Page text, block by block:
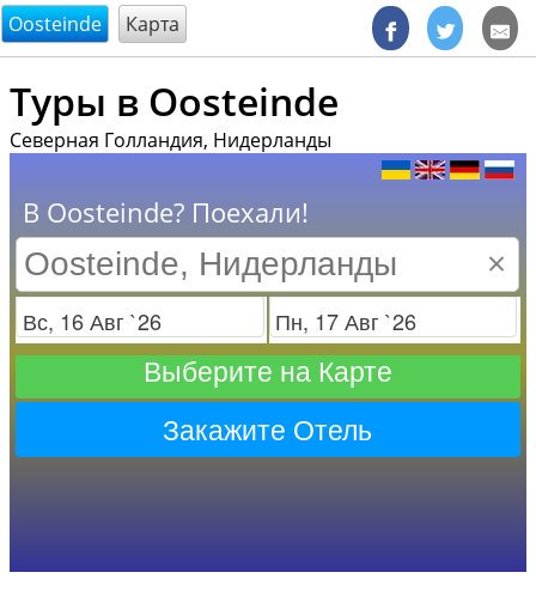
@endsectiom
Oosteinde Карта
Туры в Oosteinde
Северная Голландия, Нидерланды
В Oosteinde? Поехали!
×
Заезд Отъезд
Выберите на Карте
Закажите Отель